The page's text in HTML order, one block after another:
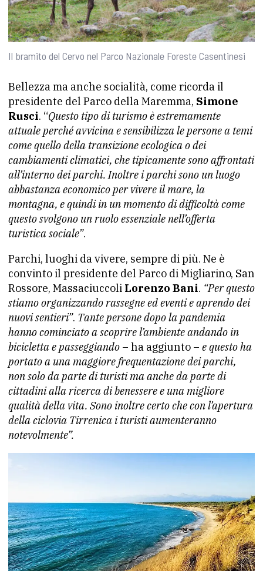
Il bramito del Cervo nel Parco Nazionale Foreste Casentinesi
Bellezza ma anche socialità, come ricorda il
presidente del Parco della Maremma, Simone
Rusci. “Questo tipo di turismo è estremamente
attuale perché avvicina e sensibilizza le persone a temi
come quello della transizione ecologica o dei
cambiamenti climatici, che tipicamente sono affrontati
all’interno dei parchi. Inoltre i parchi sono un luogo
abbastanza economico per vivere il mare, la
montagna, e quindi in un momento di difficoltà come
questo svolgono un ruolo essenziale nell’offerta
turistica sociale”.
Parchi, luoghi da vivere, sempre di più. Ne è
convinto il presidente del Parco di Migliarino, San
Rossore, Massaciuccoli Lorenzo Bani. “Per questo
stiamo organizzando rassegne ed eventi e aprendo dei
nuovi sentieri”. Tante persone dopo la pandemia
hanno cominciato a scoprire l’ambiente andando in
bicicletta e passeggiando – ha aggiunto – e questo ha
portato a una maggiore frequentazione dei parchi,
non solo da parte di turisti ma anche da parte di
cittadini alla ricerca di benessere e una migliore
qualità della vita. Sono inoltre certo che con l’apertura
della ciclovia Tirrenica i turisti aumenteranno
notevolmente”.